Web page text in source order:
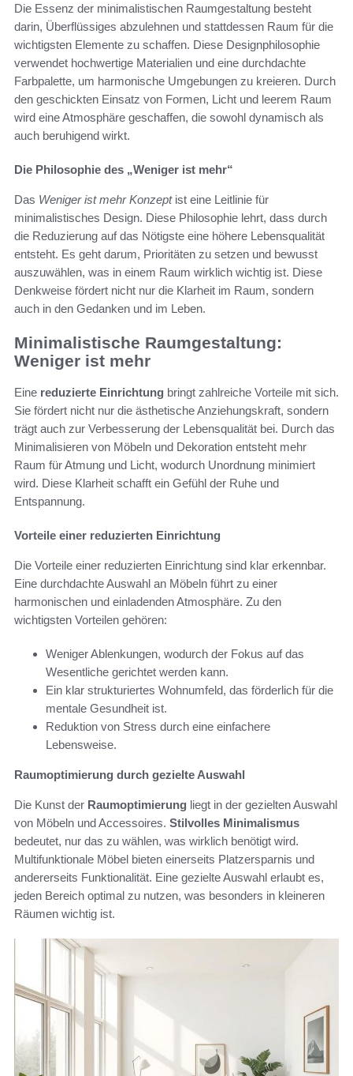
Die Essenz der minimalistischen Raumgestaltung besteht
darin, Überflüssiges abzulehnen und stattdessen Raum für die
wichtigsten Elemente zu schaffen. Diese Designphilosophie
verwendet hochwertige Materialien und eine durchdachte
Farbpalette, um harmonische Umgebungen zu kreieren. Durch
den geschickten Einsatz von Formen, Licht und leerem Raum
wird eine Atmosphäre geschaffen, die sowohl dynamisch als
auch beruhigend wirkt.
Die Philosophie des „Weniger ist mehr“
Das Weniger ist mehr Konzeptist eine Leitlinie für
minimalistisches Design. Diese Philosophie lehrt, dass durch
die Reduzierung auf das Nötigste eine höhere Lebensqualität
entsteht. Es geht darum, Prioritäten zu setzen und bewusst
auszuwählen, was in einem Raum wirklich wichtig ist. Diese
Denkweise fördert nicht nur die Klarheit im Raum, sondern
auch in den Gedanken und im Leben.
Minimalistische Raumgestaltung:
Weniger ist mehr
Eine reduzierte Einrichtung bringt zahlreiche Vorteile mit sich.
Sie fördert nicht nur die ästhetische Anziehungskraft, sondern
trägt auch zur Verbesserung der Lebensqualität bei. Durch das
Minimalisieren von Möbeln und Dekoration entsteht mehr
Raum für Atmung und Licht, wodurch Unordnung minimiert
wird. Diese Klarheit schafft ein Gefühl der Ruhe und
Entspannung.
Vorteile einer reduzierten Einrichtung
Die Vorteile einer reduzierten Einrichtung sind klar erkennbar.
Eine durchdachte Auswahl an Möbeln führt zu einer
harmonischen und einladenden Atmosphäre. Zu den
wichtigsten Vorteilen gehören:
Weniger Ablenkungen, wodurch der Fokus auf das
Wesentliche gerichtet werden kann.
Ein klar strukturiertes Wohnumfeld, das förderlich für die
mentale Gesundheit ist.
Reduktion von Stress durch eine einfachere
Lebensweise.
Raumoptimierung durch gezielte Auswahl
Die Kunst der Raumoptimierung liegt in der gezielten Auswahl
von Möbeln und Accessoires. Stilvolles Minimalismus
bedeutet, nur das zu wählen, was wirklich benötigt wird.
Multifunktionale Möbel bieten einerseits Platzersparnis und
andererseits Funktionalität. Eine gezielte Auswahl erlaubt es,
jeden Bereich optimal zu nutzen, was besonders in kleineren
Räumen wichtig ist.